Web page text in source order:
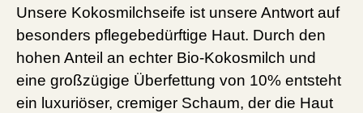
Unsere Kokosmilchseife ist unsere Antwort auf
besonders pflegebedürftige Haut. Durch den
hohen Anteil an echter Bio-Kokosmilch und
eine großzügige Überfettung von 10% entsteht
ein luxuriöser, cremiger Schaum, der die Haut